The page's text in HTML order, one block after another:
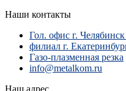
Наши контакты
Гол. офис г.
филиал г.
Газо-плазменная резка
info@metalkom.ru
Наш адрес